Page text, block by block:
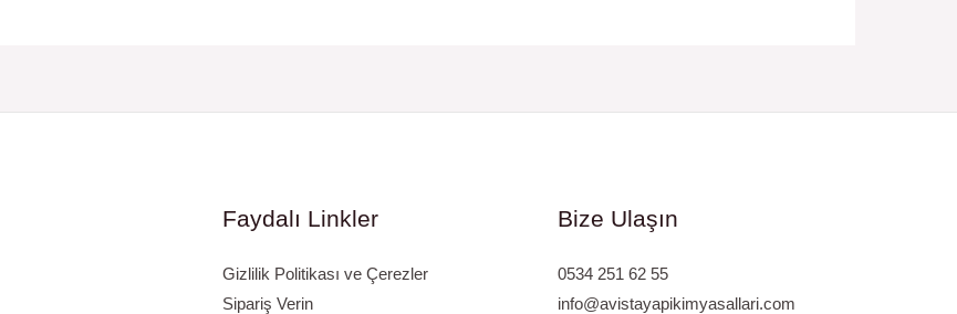
Faydalı Linkler
Gizlilik Politikası ve Çerezler
Sipariş Verin
Bize Ulaşın
0534 251 62 55
info@avistayapikimyasallari.com